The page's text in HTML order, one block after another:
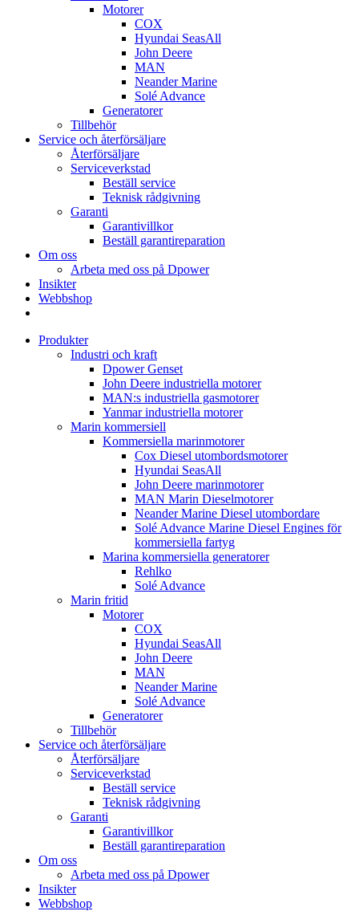
Motorer
COX
Hyundai SeasAll
John Deere
MAN
Neander Marine
Solé Advance
Generatorer
Tillbehör
Service och återförsäljare
Återförsäljare
Serviceverkstad
Beställ service
Teknisk rådgivning
Garanti
Garantivillkor
Beställ garantireparation
Om oss
Arbeta med oss på Dpower
Insikter
Webbshop
Produkter
Industri och kraft
Dpower Genset
John Deere industriella motorer
MAN:s industriella gasmotorer
Yanmar industriella motorer
Marin kommersiell
Kommersiella marinmotorer
Cox Diesel utombordsmotorer
Hyundai SeasAll
John Deere marinmotorer
MAN Marin Dieselmotorer
Neander Marine Diesel utombordare
Solé Advance Marine Diesel Engines för
kommersiella fartyg
Marina kommersiella generatorer
Rehlko
Solé Advance
Marin fritid
Motorer
COX
Hyundai SeasAll
John Deere
MAN
Neander Marine
Solé Advance
Generatorer
Tillbehör
Service och återförsäljare
Återförsäljare
Serviceverkstad
Beställ service
Teknisk rådgivning
Garanti
Garantivillkor
Beställ garantireparation
Om oss
Arbeta med oss på Dpower
Insikter
Webbshop